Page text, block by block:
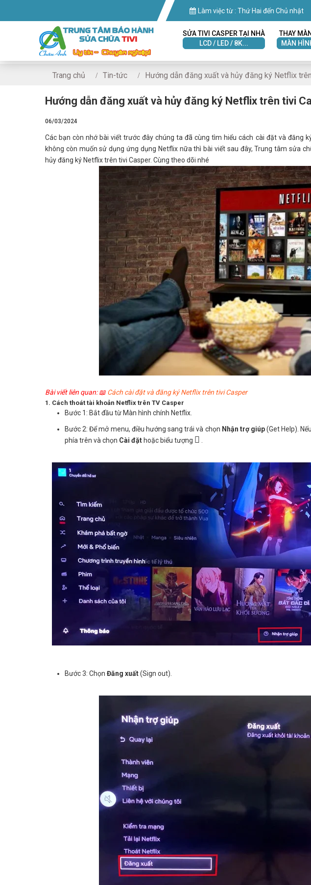
Làm việc từ : Thứ Hai đến Chủ nhật
SỬA TIVI CASPER TẠI NHÀ
LCD / LED / 8K...
THAY
MÀN
Trang chủ Tin-tức Hướng dẫn đăng xuất và hủy đăng ký Netflix
Hướng dẫn đăng xuất và hủy đăng ký Netflix trên tivi
06/03/2024
Các bạn còn nhớ bài viết trước đây chúng ta đã cùng tìm hiểu cách cài đặt và đăng
không còn muốn sử dụng ứng dụng Netflix nữa thì bài viết sau đây, Trung tâm sửa
hủy đăng ký Netflix trên tivi Casper. Cùng theo dõi nhé
Bài viết liên quan: 📖Cách cài đặt và đăng ký Netflix trên tivi Casper
1. Cách thoát tài khoản Netflix trên TV Casper
Bước 1: Bắt đầu từ Màn hình chính Netflix.
Bước 2: Để mở menu, điều hướng sang trái và chọn Nhận trợ giúp(Get Help).
phía trên và chọn Cài đặt hoặc biểu tượng 
Bước 3: Chọn Đăng xuất(Sign out).